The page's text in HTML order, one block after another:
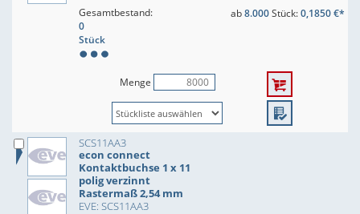
Gesamtbestand:
0
Stück
ab8.000Stück:0,1850 €*
Menge
SCS11AA3
econ connect
Kontaktbuchse 1 x 11
polig verzinnt
Rastermaß 2,54 mm
EVE: SCS11AA3